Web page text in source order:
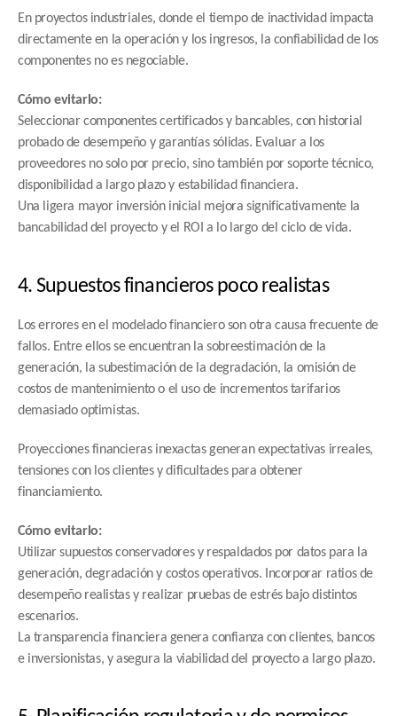
En proyectos industriales, donde el tiempo de inactividad impacta
directamente en la operación y los ingresos, la confiabilidad de los
componentes no es negociable.
Cómo evitarlo:
Seleccionar componentes certificados y bancables, con historial
probado de desempeño y garantías sólidas. Evaluar a los
proveedores no solo por precio, sino también por soporte técnico,
disponibilidad a largo plazo y estabilidad financiera.
Una ligera mayor inversión inicial mejora significativamente la
bancabilidad del proyecto y el ROI a lo largo del ciclo de vida.
4. Supuestos financieros poco realistas
Los errores en el modelado financiero son otra causa frecuente de
fallos. Entre ellos se encuentran la sobreestimación de la
generación, la subestimación de la degradación, la omisión de
costos de mantenimiento o el uso de incrementos tarifarios
demasiado optimistas.
Proyecciones financieras inexactas generan expectativas irreales,
tensiones con los clientes y dificultades para obtener
financiamiento.
Cómo evitarlo:
Utilizar supuestos conservadores y respaldados por datos para la
generación, degradación y costos operativos. Incorporar ratios de
desempeño realistas y realizar pruebas de estrés bajo distintos
escenarios.
La transparencia financiera genera confianza con clientes, bancos
e inversionistas, y asegura la viabilidad del proyecto a largo plazo.